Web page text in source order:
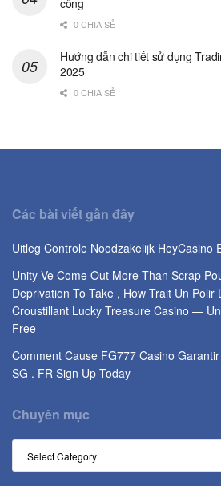
công
0 CHIA SẺ
Hướng dẫn chi tiết sử dụng
2025
0 CHIA SẺ
Các bài viết gần đây
Uitleg Controle Noodzakelijk HeyCasino
Unity Ve Come Out More Than Scrap
Deprivation To Take , How Trait Un Polir
Croustillant Lucky Treasure Casino —
Free
Comment Cause FG777 Casino
SG . FR Sign Up Today
Chuyên mục